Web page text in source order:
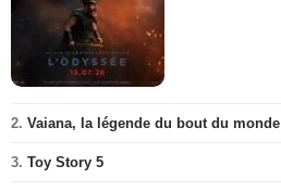
2. Vaiana, la légende du bout du monde
3. Toy Story 5